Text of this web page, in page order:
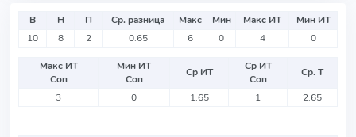
В Н П Ср. разница Макс Мин Макс ИТ
Мин ИТ
10
8 2 0.65 6 0 4 0
Макс ИТ
Соп
Мин ИТ
Соп
Ср ИТ
Ср ИТ
Соп
Ср. Т
3
0 1.65 1 2.65